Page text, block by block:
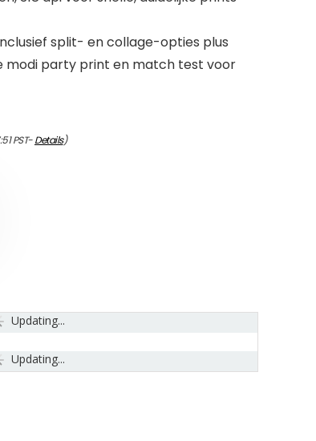
split- en collage-opties plus
modi party print en match test voor
PST-Details)
Updating...
Updating...